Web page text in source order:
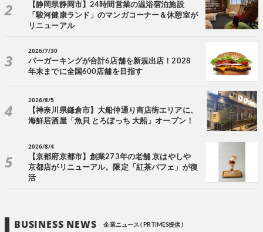
【静岡県静岡市】24時間営業の温浴宿泊施設
「駿河健康ランド」のマンガコーナー＆休憩室が
リニューアル
2026/7/30
バーガーキングが合計6店舗を新規出店！2028
年末までに全国600店舗を目指す
2026/8/5
【神奈川県鎌倉市】大船仲通り商店街エリアに、
海鮮居酒屋「魚貝 とろぼっち 大船」オープン！
2026/8/4
【京都府京都市】創業273年の老舗 京はやしや
京都店がリニューアル。限定「紅茶パフェ」が復
活
BUSINESS NEWS 企業ニュース ( PR TIMES提供 )